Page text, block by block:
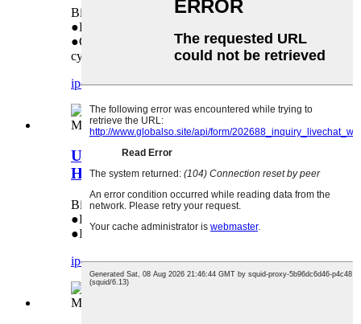
Bikoreshwa muri: HP P3015
●Kugurisha mu buryo butaziguye mu ruganda
●Gusimbuza 1:1 niba hari ikibazo
cy'ubuziranenge
ipererezaibisobanuro birambuye
Umugozi wo hasi w'umuvuduko kuri
HP M601
Bikoreshwa muri: HP M601
●Kugurisha mu buryo butaziguye mu ruganda
●Ingwate y'Ubwiza: Amezi 18
ipererezaibisobanuro birambuye